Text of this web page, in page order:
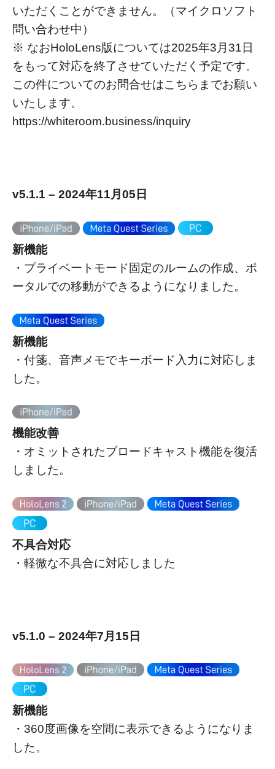
いただくことができません。（マイクロソフト
問い合わせ中）
※ なおHoloLens版については2025年3月31日
をもって対応を終了させていただく予定です。
この件についてのお問合せはこちらまでお願い
いたします。
https://whiteroom.business/inquiry
v5.1.1 – 2024年11月05日
新機能
・プライベートモード固定のルームの作成、ポ
ータルでの移動ができるようになりました。
新機能
・付箋、音声メモでキーボード入力に対応しま
した。
機能改善
・オミットされたブロードキャスト機能を復活
しました。
不具合対応
・軽微な不具合に対応しました
v5.1.0 – 2024年7月15日
新機能
・360度画像を空間に表示できるようになりま
した。